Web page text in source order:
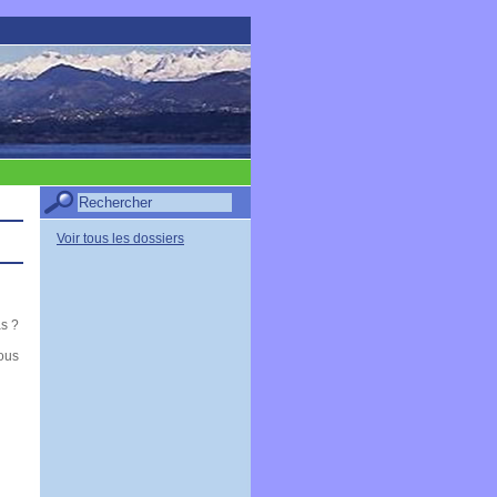
?
Voir tous les dossiers